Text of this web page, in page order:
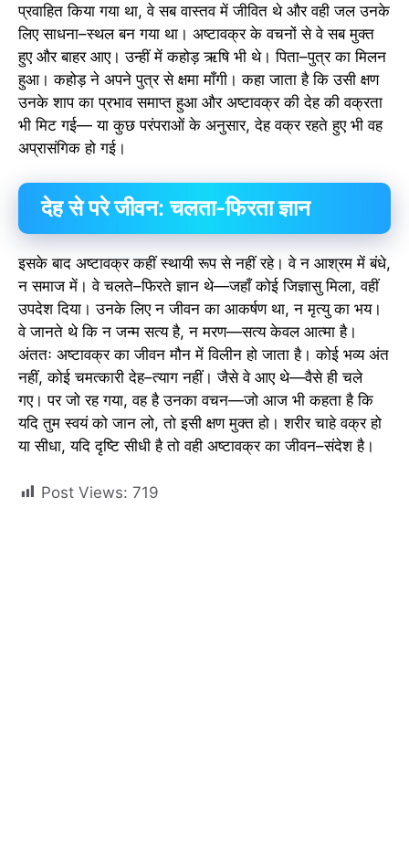
प्रवाहित किया गया था, वे सब वास्तव में जीवित थे और वही जल उनके
लिए साधना–स्थल बन गया था। अष्टावक्र के वचनों से वे सब मुक्त
हुए और बाहर आए। उन्हीं में कहोड़ ऋषि भी थे। पिता–पुत्र का मिलन
हुआ। कहोड़ ने अपने पुत्र से क्षमा माँगी। कहा जाता है कि उसी क्षण
उनके शाप का प्रभाव समाप्त हुआ और अष्टावक्र की देह की वक्रता
भी मिट गई— या कुछ परंपराओं के अनुसार, देह वक्र रहते हुए भी वह
अप्रासंगिक हो गई।
देह से परे जीवन: चलता-फिरता ज्ञान
इसके बाद अष्टावक्र कहीं स्थायी रूप से नहीं रहे। वे न आश्रम में बंधे,
न समाज में। वे चलते–फिरते ज्ञान थे—जहाँ कोई जिज्ञासु मिला, वहीं
उपदेश दिया। उनके लिए न जीवन का आकर्षण था, न मृत्यु का भय।
वे जानते थे कि न जन्म सत्य है, न मरण—सत्य केवल आत्मा है।
अंततः अष्टावक्र का जीवन मौन में विलीन हो जाता है। कोई भव्य अंत
नहीं, कोई चमत्कारी देह–त्याग नहीं। जैसे वे आए थे—वैसे ही चले
गए। पर जो रह गया, वह है उनका वचन—जो आज भी कहता है कि
यदि तुम स्वयं को जान लो, तो इसी क्षण मुक्त हो। शरीर चाहे वक्र हो
या सीधा, यदि दृष्टि सीधी है तो वही अष्टावक्र का जीवन–संदेश है।
Post Views: 719